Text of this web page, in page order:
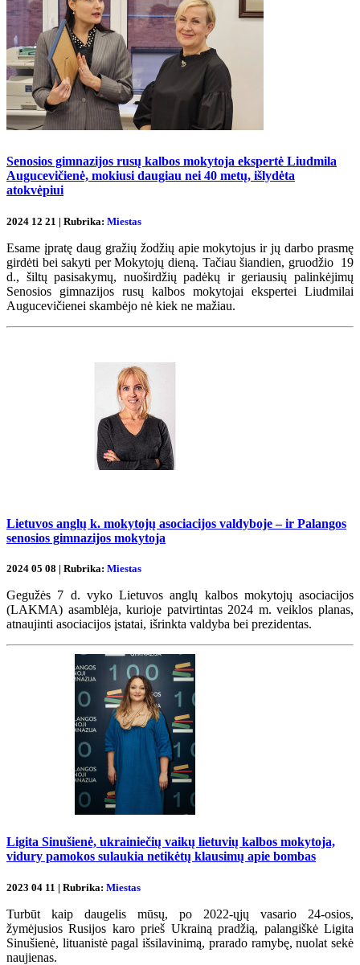
Senosios gimnazijos rusų kalbos mokytoja ekspertė Liudmila
Augucevičienė, mokiusi daugiau nei 40 metų, išlydėta
atokvėpiui
2024 12 21 | Rubrika: Miestas
Esame įpratę daug gražių žodžių apie mokytojus ir jų darbo prasmę
girdėti bei sakyti per Mokytojų dieną. Tačiau šiandien, gruodžio 19
d., šiltų pasisakymų, nuoširdžių padėkų ir geriausių palinkėjimų
Senosios gimnazijos rusų kalbos mokytojai ekspertei Liudmilai
Augucevičienei skambėjo nė kiek ne mažiau.
Lietuvos anglų k. mokytojų asociacijos valdyboje – ir Palangos
senosios gimnazijos mokytoja
2024 05 08 | Rubrika: Miestas
Gegužės 7 d. vyko Lietuvos anglų kalbos mokytojų asociacijos
(LAKMA) asamblėja, kurioje patvirtintas 2024 m. veiklos planas,
atnaujinti asociacijos įstatai, išrinkta valdyba bei prezidentas.
Ligita Sinušienė, ukrainiečių vaikų lietuvių kalbos mokytoja,
vidury pamokos sulaukia netikėtų klausimų apie bombas
2023 04 11 | Rubrika: Miestas
Turbūt kaip daugelis mūsų, po 2022-ųjų vasario 24-osios,
žymėjusios Rusijos karo prieš Ukrainą pradžią, palangiškė Ligita
Sinušienė, lituanistė pagal išsilavinimą, prarado ramybę, nuolat sekė
naujienas.